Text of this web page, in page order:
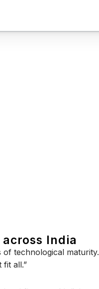
India
technological
fit all.”